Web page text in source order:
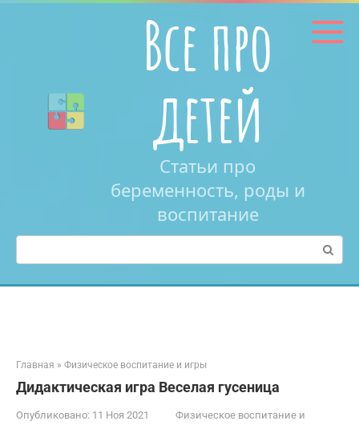
Перейти
Все про
детей
Статьи про
беременность, роды и
воспитание
Поиск:
Главная » Физическое воспитание и игры
Дидактическая игра Веселая гусеница
Опубликовано: 11 Ноя 2021
Физическое воспитание и